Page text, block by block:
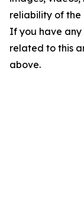
reliability of the
If you have any
related to this
above.